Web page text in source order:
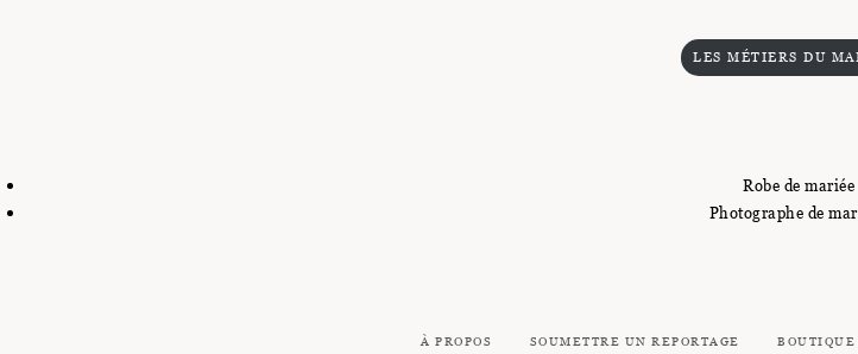
LES MÉTIERS DU
Robe de mariée
Photographe de
À PROPOS SOUMETTRE UN REPORTAGE